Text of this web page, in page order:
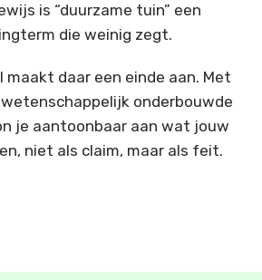
is “duurzame tuin” een
die weinig zegt.
maakt daar een einde aan. Met
onderbouwde
je aantoonbaar aan wat jouw
niet als claim, maar als feit.